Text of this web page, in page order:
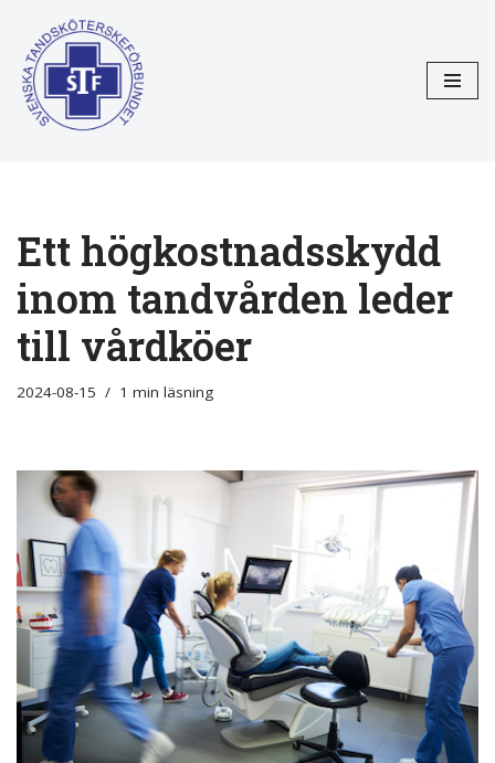
Hoppa
till
innehåll
Ett högkostnadsskydd
inom tandvården leder
till vårdköer
2024-08-15 1 min läsning